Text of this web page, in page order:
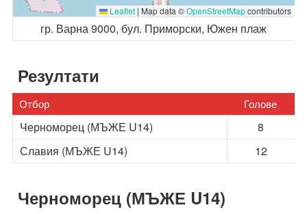
Leaflet | Map data ©OpenStreetMapcontributors
гр. Варна 9000, бул. Приморски, Южен плаж
Резултати
Отбор Голове
Черноморец (МЪЖЕ U14)
8
Славия (МЪЖЕ U14)
12
Черноморец (МЪЖЕ U14)